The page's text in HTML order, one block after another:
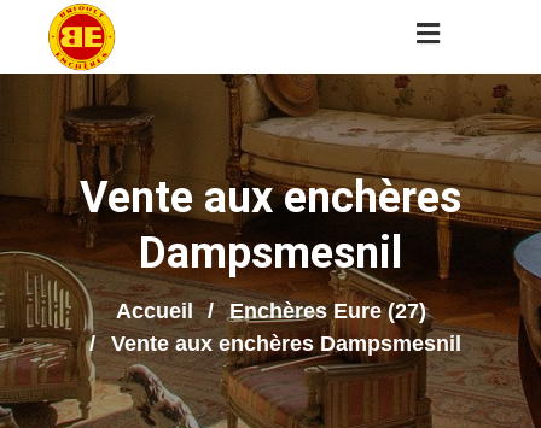
Vente aux enchères
Dampsmesnil
Accueil
Enchères Eure (27)
Vente aux enchères Dampsmesnil